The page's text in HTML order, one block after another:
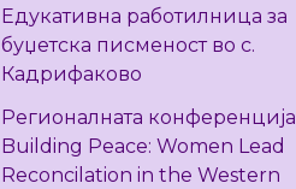
:Едукативна работилница за
буџетска писменост во с.
Кадрифаково
Регионалната конференција
Building Peace: Women Lead
Reconcilation in the Western